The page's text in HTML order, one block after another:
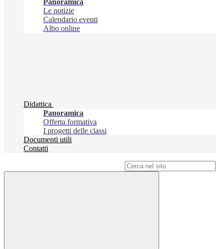
Panoramica
Le notizie
Calendario eventi
Albo online
Didattica
Panoramica
Offerta formativa
I progetti delle classi
Documenti utili
Contatti